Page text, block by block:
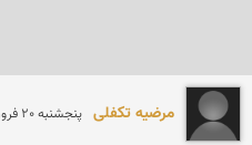
مرضیه تکفلی پنجشنبه 20 فروردين 1394 | 12 سال پیش